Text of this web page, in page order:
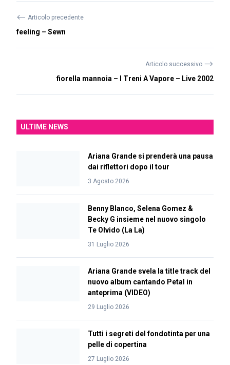
⟵ Articolo precedente
feeling – Sewn
Articolo successivo ⟶
fiorella mannoia – I Treni A Vapore – Live 2002
ULTIME NEWS
Ariana Grande si prenderà una pausa
dai riflettori dopo il tour
3 Agosto 2026
Benny Blanco, Selena Gomez &
Becky G insieme nel nuovo singolo
Te Olvido (La La)
31 Luglio 2026
Ariana Grande svela la title track del
nuovo album cantando Petal in
anteprima (VIDEO)
29 Luglio 2026
Tutti i segreti del fondotinta per una
pelle di copertina
27 Luglio 2026